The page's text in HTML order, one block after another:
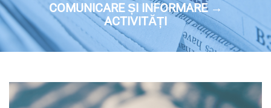
COMUNICARE ȘI INFORMARE →
ACTIVITĂȚI